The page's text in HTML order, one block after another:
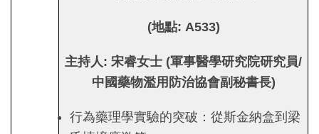
(地點: A533)
主持人 : 宋睿女士 (軍事醫學研究院研究員/
中國藥物濫用防治協會副秘書長)
行為藥理學實驗的突破：從斯金納盒到梁